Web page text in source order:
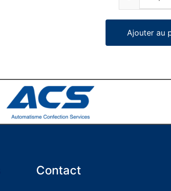
Ajouter au
Contact